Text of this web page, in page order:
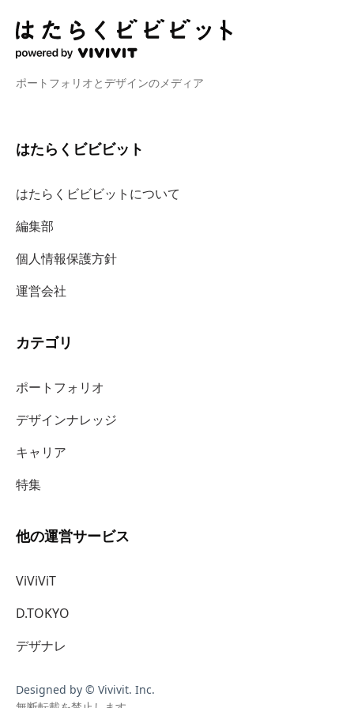
ポートフォリオとデザインのメディア
はたらくビビビット
はたらくビビビットについて
編集部
個人情報保護方針
運営会社
カテゴリ
ポートフォリオ
デザインナレッジ
キャリア
特集
他の運営サービス
ViViViT
D.TOKYO
デザナレ
Designed by © Vivivit. Inc.